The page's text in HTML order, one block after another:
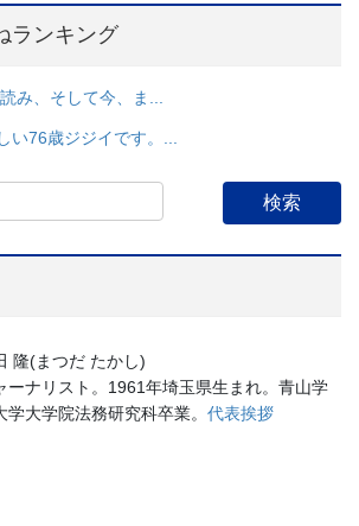
ランキング
み、そして今、ま...
い76歳ジジイです。...
隆(まつだ たかし)
ーナリスト。1961年埼玉県生まれ。青山学
学大学院法務研究科卒業。 代表挨拶